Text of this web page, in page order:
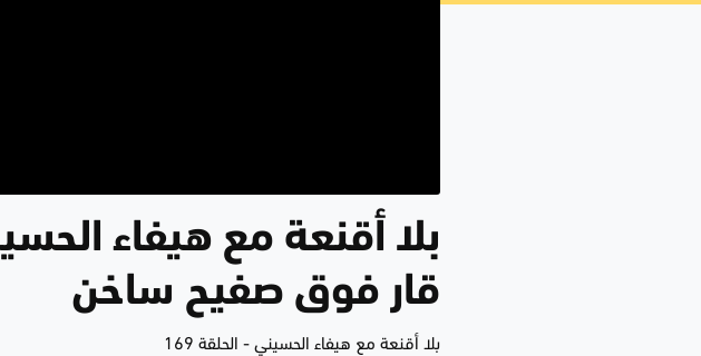
بلا أقنعة مع هيفاء
قار فوق صفيح ساخن
بلا أقنعة مع هيفاء الحسيني- الحلقة 169